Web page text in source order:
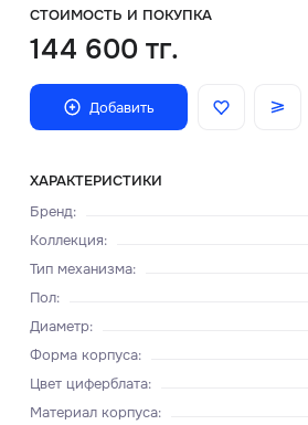
СТОИМОСТЬ И ПОКУПКА
144 600 тг.
Добавить
ХАРАКТЕРИСТИКИ
Бренд:
Коллекция:
Тип механизма:
Пол:
Диаметр:
Форма корпуса:
Цвет циферблата:
Материал корпуса:
О нас
Доставка и оплата